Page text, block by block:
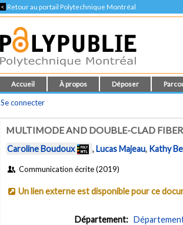
< Retour au portail Polytechnique Montréal
Accueil À propos Déposer
Se connecter
MULTIMODE AND DOUBLE-CLAD
Caroline Boudoux ,Lucas Majeau, Kathy
Communication écrite (2019)
Un lien externe est disponible pour ce
Département: